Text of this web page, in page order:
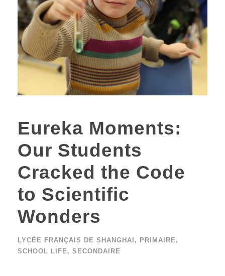
Eureka Moments:
Our Students
Cracked the Code
to Scientific
Wonders
LYCÉE FRANÇAIS DE SHANGHAI , PRIMAIRE ,
SCHOOL LIFE , SECONDAIRE